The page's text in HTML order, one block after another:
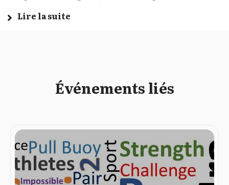
Lire la suite
Événements liés